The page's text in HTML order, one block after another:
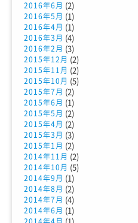
2016年6月 (2)
2016年5月 (1)
2016年4月 (1)
2016年3月 (4)
2016年2月 (3)
2015年12月 (2)
2015年11月 (2)
2015年10月 (5)
2015年7月 (2)
2015年6月 (1)
2015年5月 (2)
2015年4月 (2)
2015年3月 (3)
2015年1月 (2)
2014年11月 (2)
2014年10月 (5)
2014年9月 (1)
2014年8月 (2)
2014年7月 (4)
2014年6月 (1)